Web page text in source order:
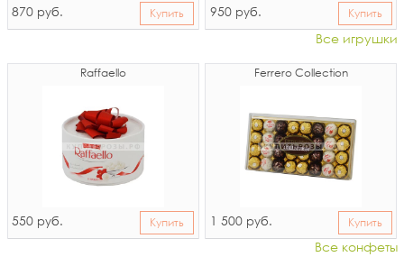
870 руб. Купить 950 руб. Купить
Все игрушки
Raffaello
550 руб. Купить
Ferrero Collection
1 500 руб. Купить
Все конфеты